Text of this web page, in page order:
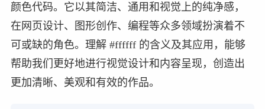
颜色代码。它以其简洁、通用和视觉上的纯净感，
在网页设计、图形创作、编程等众多领域扮演着不
可或缺的角色。理解 #ffffff 的含义及其应用，能够
帮助我们更好地进行视觉设计和内容呈现，创造出
更加清晰、美观和有效的作品。